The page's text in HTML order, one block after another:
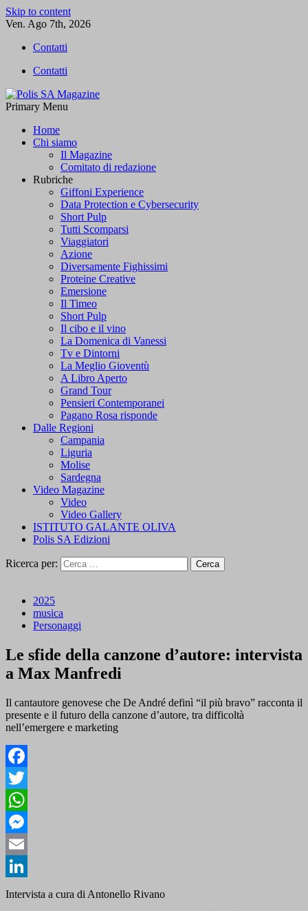
Skip to content
Ven. Ago 7th, 2026
Contatti
Contatti
Primary Menu
Home
Chi siamo
Il Magazine
Comitato di redazione
Rubriche
Giffoni Experience
Data Protection e Cybersecurity
Short Pulp
Tutti Scomparsi
Viaggiatori
Azione
Diversamente Fighissimi
Proteine Creative
Emersione
Il Timeo
Short Pulp
Il cibo e il vino
La Domenica di Vanessi
Tv e Dintorni
La Meglio Gioventù
A Libro Aperto
Grand Tour
Pensieri Contemporanei
Pagano Rosa risponde
Dalle Regioni
Campania
Liguria
Molise
Sardegna
Video Magazine
Video
Video Gallery
ISTITUTO GALANTE OLIVA
Polis SA Edizioni
Ricerca per:
2025
musica
Personaggi
Le sfide della canzone d’autore: intervista
a Max Manfredi
Il cantautore genovese che De André definì “il più bravo” racconta il
presente e il futuro della canzone d’autore, tra difficoltà
nell’emergere e marketing
Facebook
Twitter
WhatsApp
Messenger
Email
LinkedIn
Intervista a cura di Antonello Rivano